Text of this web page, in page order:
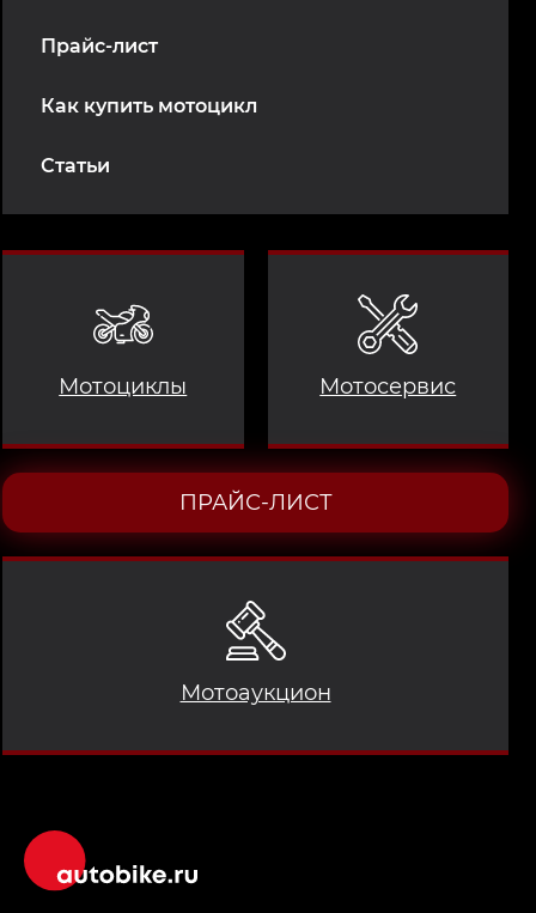
Прайс-лист
Как купить мотоцикл
Статьи
Мотоциклы
Мотоаукцион
Мотосервис
ПРАЙС-ЛИСТ